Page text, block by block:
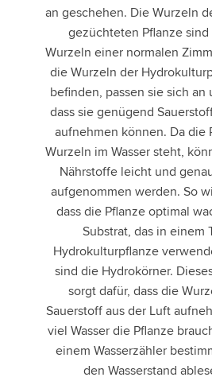
an geschehen. Die Wurzeln
gezüchteten Pflanze sind
Wurzeln einer normalen
die Wurzeln der
befinden, passen sie sich an
dass sie genügend
aufnehmen können. Da die
Wurzeln im Wasser steht,
Nährstoffe leicht und
aufgenommen werden. So
dass die Pflanze optimal
Substrat, das in einem
Hydrokulturpflanze
sind die Hydrokörner.
sorgt dafür, dass die
Sauerstoff aus der Luft
viel Wasser die Pflanze
einem Wasserzähler
den Wasserstand